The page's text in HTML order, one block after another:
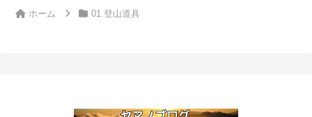
ホーム 01.登山道具